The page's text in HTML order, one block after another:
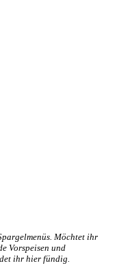
Möchtet ihr
Vorspeisen und
ihr hier fündig.